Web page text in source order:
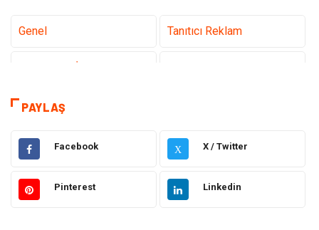
Genel Tanıtıcı Reklam
Eğitim & Kariyer
Gündem Hukuk
Moda Sağlıklı Yaşam
PAYLAŞ
Facebook X X / Twitter
Pinterest Linkedin